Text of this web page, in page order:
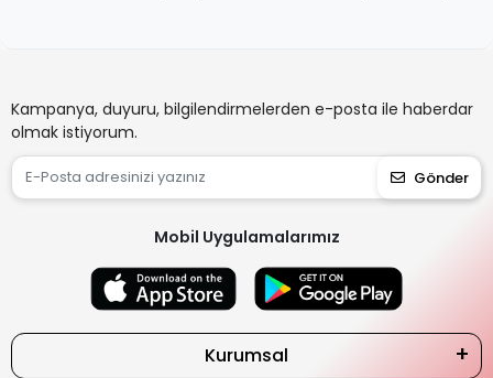
Kampanya, duyuru, bilgilendirmelerden e-posta ile haberdar
olmak istiyorum.
Gönder
Mobil Uygulamalarımız
Kurumsal